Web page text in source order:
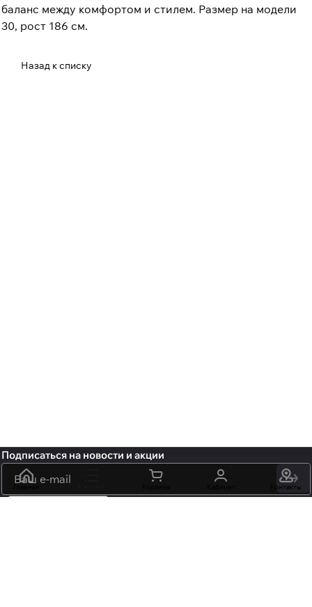
баланс между комфортом и стилем. Размер на модели
30, рост 186 см.
Назад к списку
Контакты
Подписаться на новости и акции
политикой